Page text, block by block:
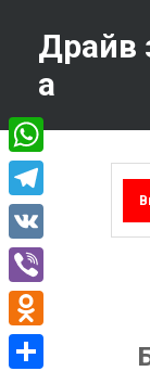
содержимому
Драйв
а
WhatsApp
Telegram
VK
Viber
Odnoklassniki